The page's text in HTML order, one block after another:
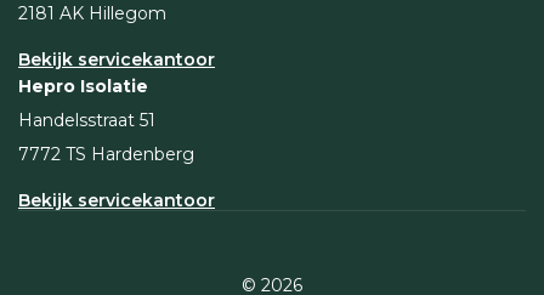
2181 AK Hillegom
Bekijk servicekantoor
Hepro Isolatie
Handelsstraat 51
7772 TS Hardenberg
Bekijk servicekantoor
© 2026